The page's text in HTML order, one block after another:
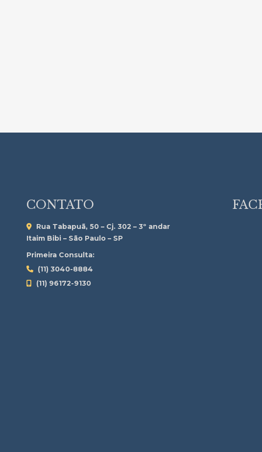
CONTATO
Rua Tabapuã, 50 – Cj. 302 – 3º andar
Itaim Bibi – São Paulo – SP
Primeira Consulta:
(11) 3040-8884
(11) 96172-9130